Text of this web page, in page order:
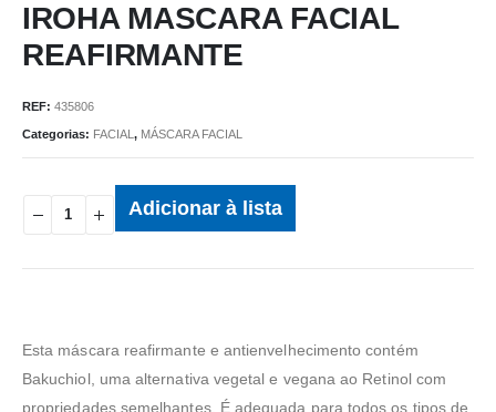
IROHA MASCARA FACIAL
REAFIRMANTE
REF: 435806
Categorias: FACIAL , MÁSCARA FACIAL
Adicionar à lista
Esta máscara reafirmante e antienvelhecimento contém
Bakuchiol, uma alternativa vegetal e vegana ao Retinol com
propriedades semelhantes. É adequada para todos os tipos de